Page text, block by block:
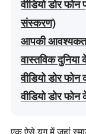
वीडियो डोर
संस्करण)
आपकी
वास्तविक दुनिया
वीडियो डोर
वीडियो डोर